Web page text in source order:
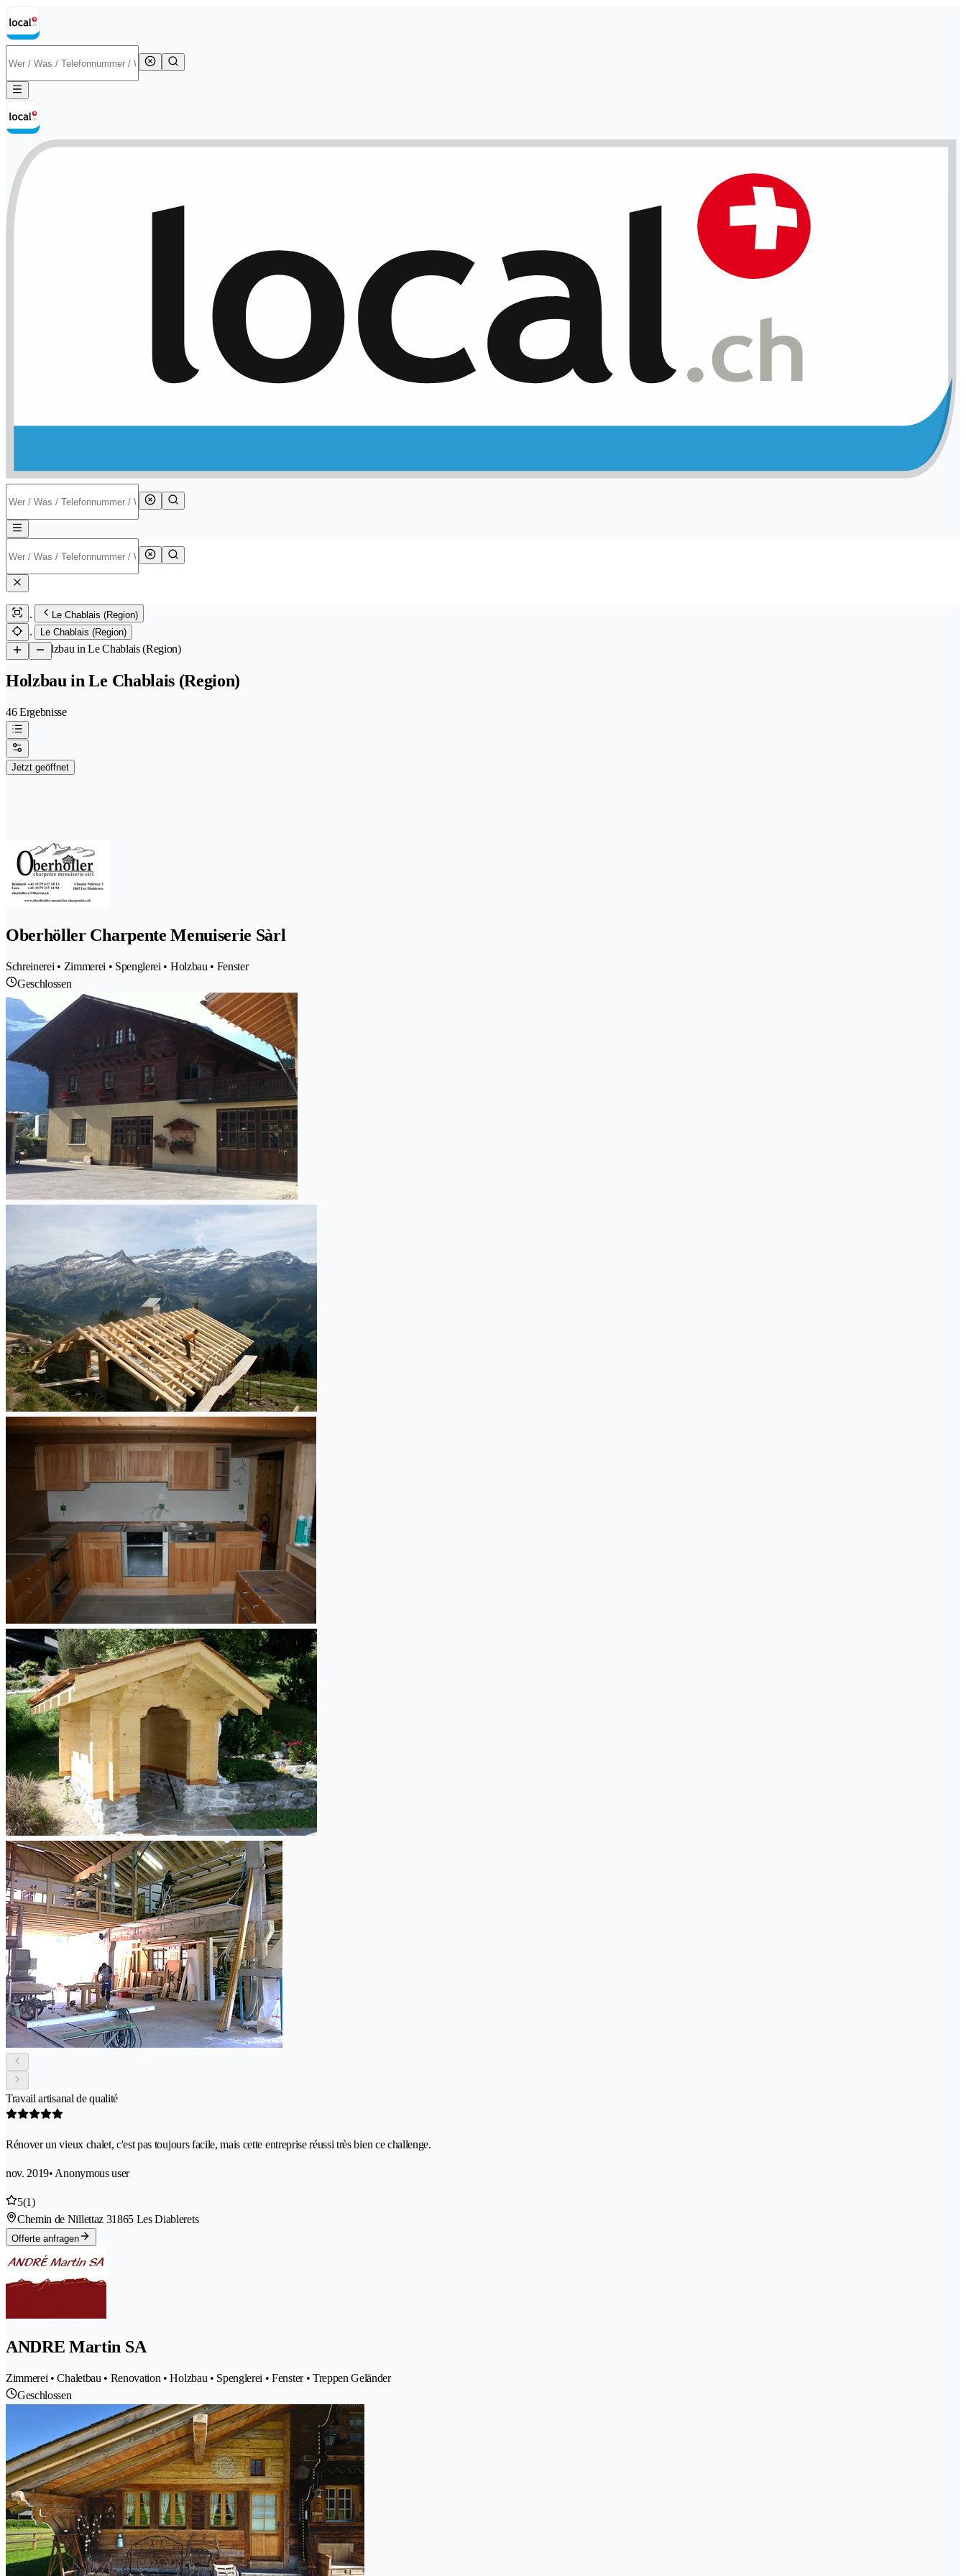
Le Chablais (Region)
Le Chablais (Region)
/Holzbau in Le Chablais (Region)
Holzbau in Le Chablais (Region)
46 Ergebnisse
Jetzt geöffnet
Oberhöller Charpente Menuiserie Sàrl
Schreinerei • Zimmerei • Spenglerei • Holzbau • Fenster
Geschlossen
Travail artisanal de qualité
Rénover un vieux chalet, c'est pas toujours facile, mais cette entreprise réussi très bien ce challenge.
nov. 2019• Anonymous user
5(1)
Chemin de Nillettaz 31865 Les Diablerets
Offerte anfragen
ANDRE Martin SA
Zimmerei • Chaletbau • Renovation • Holzbau • Spenglerei • Fenster • Treppen Geländer
Geschlossen